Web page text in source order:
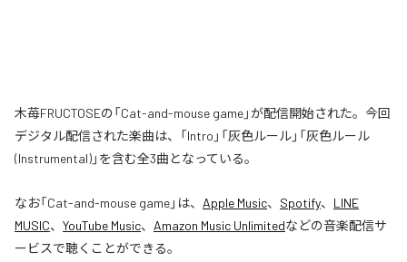
木苺FRUCTOSEの「Cat-and-mouse game」が配信開始された。今回
デジタル配信された楽曲は、「Intro」「灰色ルール」「灰色ルール
(Instrumental)」を含む全3曲となっている。
なお「Cat-and-mouse game」は、 Apple Music、 Spotify、 LINE
MUSIC、 YouTube Music、 Amazon Music Unlimitedなどの音楽配信サ
ービスで聴くことができる。